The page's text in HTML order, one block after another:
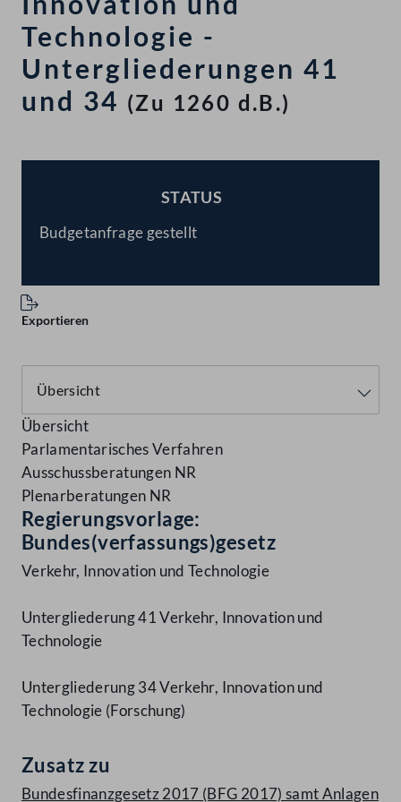
Technologie -
Untergliederungen 41
und 34 (Zu 1260 d.B.)
STATUS
Budgetanfrage gestellt
Exportieren
Übersicht
Parlamentarisches Verfahren
Ausschussberatungen NR
Plenarberatungen NR
Regierungsvorlage:
Bundes(verfassungs)gesetz
Verkehr, Innovation und Technologie
Untergliederung 41 Verkehr, Innovation und
Technologie
Untergliederung 34 Verkehr, Innovation und
Technologie (Forschung)
Zusatz zu
Bundesfinanzgesetz 2017 (BFG 2017) samt Anlagen